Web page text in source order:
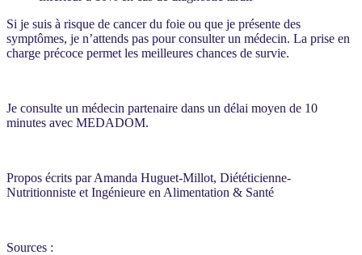
Si je suis à risque de cancer du foie ou que je présente des
symptômes, je n’attends pas pour consulter un médecin. La prise en
charge précoce permet les meilleures chances de survie.
Je consulte un médecin partenaire dans un délai moyen de 10
minutes avec MEDADOM.
Propos écrits par Amanda Huguet-Millot, Diététicienne-
Nutritionniste et Ingénieure en Alimentation & Santé
Sources :